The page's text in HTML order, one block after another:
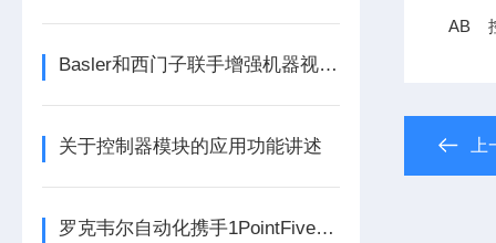
Basler和西门子联手增强机器视觉和工厂自动化能力西门子
关于控制器模块的应用功能讲述
罗克韦尔自动化携手1PointFive 签署直接空气捕获碳去除信用协议
AB